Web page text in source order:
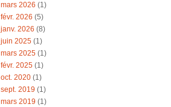
mars 2026 (1)
févr. 2026 (5)
janv. 2026 (8)
juin 2025 (1)
mars 2025 (1)
févr. 2025 (1)
oct. 2020 (1)
sept. 2019 (1)
mars 2019 (1)